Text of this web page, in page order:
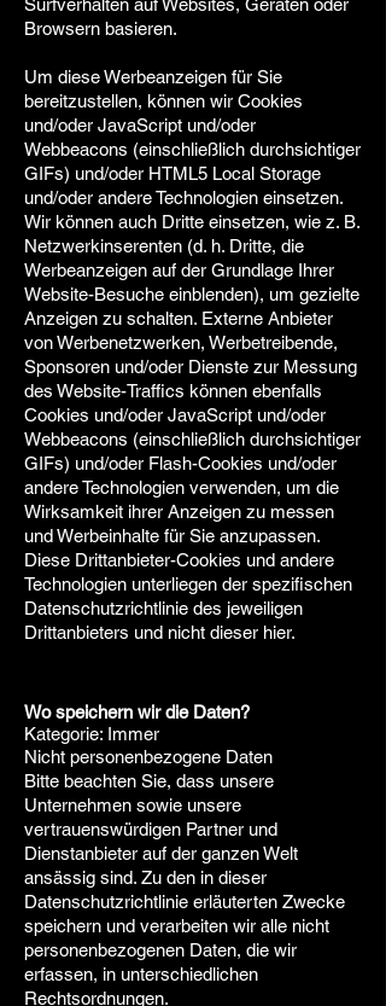
Surfverhalten auf Websites, Geräten oder
Browsern basieren.
Um diese Werbeanzeigen für Sie
bereitzustellen, können wir Cookies
und/oder JavaScript und/oder
Webbeacons (einschließlich durchsichtiger
GIFs) und/oder HTML5 Local Storage
und/oder andere Technologien einsetzen.
Wir können auch Dritte einsetzen, wie z. B.
Netzwerkinserenten (d. h. Dritte, die
Werbeanzeigen auf der Grundlage Ihrer
Website-Besuche einblenden), um gezielte
Anzeigen zu schalten. Externe Anbieter
von Werbenetzwerken, Werbetreibende,
Sponsoren und/oder Dienste zur Messung
des Website-Traffics können ebenfalls
Cookies und/oder JavaScript und/oder
Webbeacons (einschließlich durchsichtiger
GIFs) und/oder Flash-Cookies und/oder
andere Technologien verwenden, um die
Wirksamkeit ihrer Anzeigen zu messen
und Werbeinhalte für Sie anzupassen.
Diese Drittanbieter-Cookies und andere
Technologien unterliegen der spezifischen
Datenschutzrichtlinie des jeweiligen
Drittanbieters und nicht dieser hier.
Wo speichern wir die Daten?
Kategorie: Immer
Nicht personenbezogene Daten
Bitte beachten Sie, dass unsere
Unternehmen sowie unsere
vertrauenswürdigen Partner und
Dienstanbieter auf der ganzen Welt
ansässig sind. Zu den in dieser
Datenschutzrichtlinie erläuterten Zwecke
speichern und verarbeiten wir alle nicht
personenbezogenen Daten, die wir
erfassen, in unterschiedlichen
Rechtsordnungen.